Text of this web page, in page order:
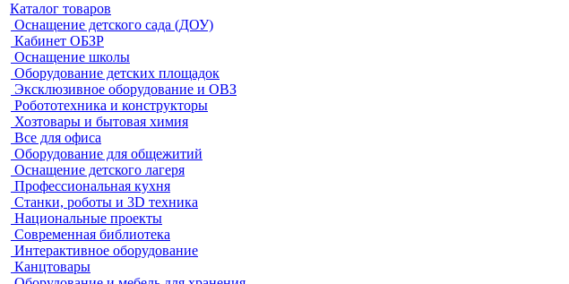
Каталог товаров
Оснащение детского сада (ДОУ)
Кабинет ОБЗР
Оснащение школы
Оборудование детских площадок
Эксклюзивное оборудование и ОВЗ
Робототехника и конструкторы
Хозтовары и бытовая химия
Все для офиса
Оборудование для общежитий
Оснащение детского лагеря
Профессиональная кухня
Станки, роботы и 3D техника
Национальные проекты
Современная библиотека
Интерактивное оборудование
Канцтовары